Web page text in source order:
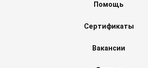
Помощь
Сертификаты
Вакансии